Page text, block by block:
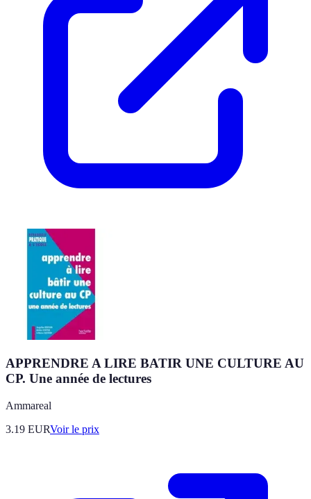
APPRENDRE A LIRE BATIR UNE CULTURE AU
CP. Une année de lectures
Ammareal
3.19 EURVoir le prix